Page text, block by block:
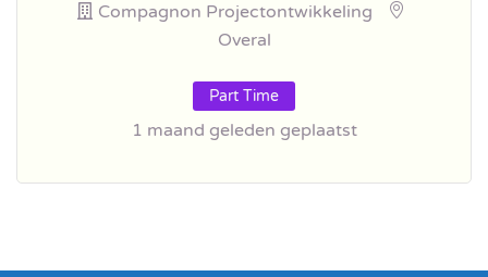
Compagnon Projectontwikkeling
Overal
Part Time
1 maand geleden geplaatst